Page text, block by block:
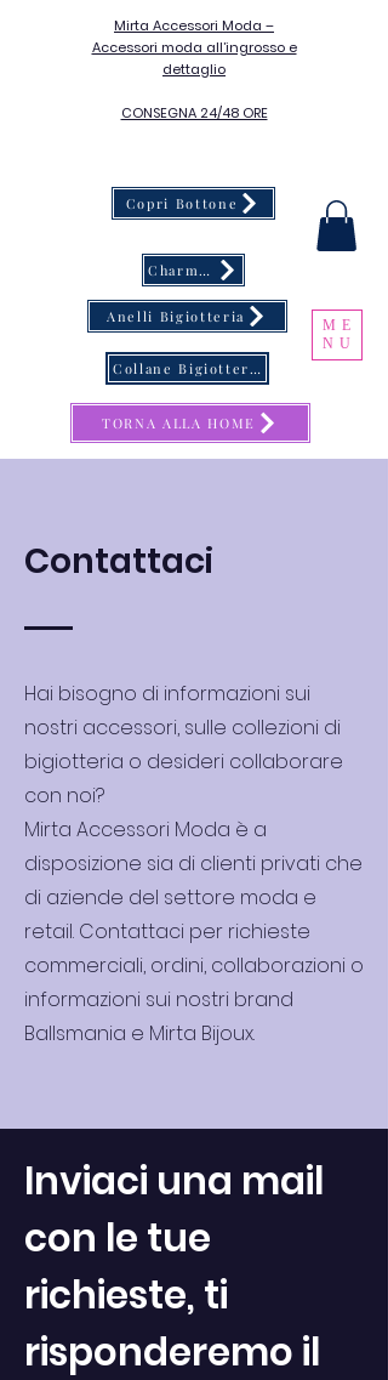
Mirta Accessori Moda –
Accessori moda all’ingrosso e
dettaglio
CONSEGNA 24/48 ORE
ME
NU
Copri Bottone
Charms & Catene Porta Occhiali
Anelli Bigiotteria
TORNA ALLA HOME
Collane Bigiotteria
Contattaci
Hai bisogno di informazioni sui
nostri accessori, sulle collezioni di
bigiotteria o desideri collaborare
con noi?
Mirta Accessori Moda è a
disposizione sia di clienti privati che
di aziende del settore moda e
retail. Contattaci per richieste
commerciali, ordini, collaborazioni o
informazioni sui nostri brand
Ballsmania e Mirta Bijoux.
Inviaci una mail
con le tue
richieste, ti
risponderemo il